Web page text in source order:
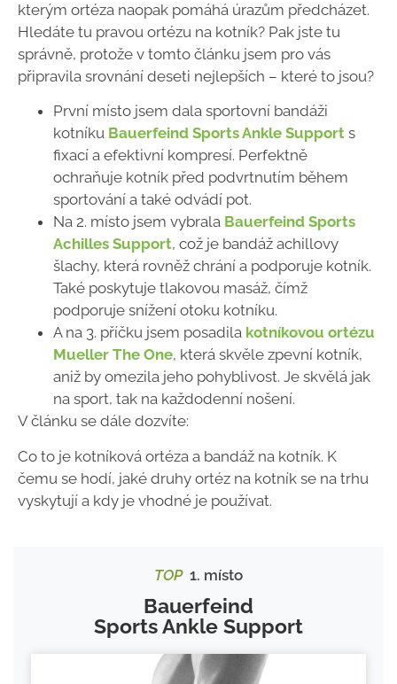
kterým ortéza naopak pomáhá úrazům předcházet.
Hledáte tu pravou ortézu na kotník? Pak jste tu
správně, protože v tomto článku jsem pro vás
připravila srovnání deseti nejlepších – které to jsou?
První místo jsem dala sportovní bandáži
kotníku Bauerfeind Sports Ankle Support s
fixací a efektivní kompresí. Perfektně
ochraňuje kotník před podvrtnutím během
sportování a také odvádí pot.
Na 2. místo jsem vybrala Bauerfeind Sports
Achilles Support, což je bandáž achillovy
šlachy, která rovněž chrání a podporuje kotník.
Také poskytuje tlakovou masáž, čímž
podporuje snížení otoku kotníku.
A na 3. příčku jsem posadila kotníkovou ortézu
Mueller The One, která skvěle zpevní kotník,
aniž by omezila jeho pohyblivost. Je skvělá jak
na sport, tak na každodenní nošení.
V článku se dále dozvíte:
Co to je kotníková ortéza a bandáž na kotník. K
čemu se hodí, jaké druhy ortéz na kotník se na trhu
vyskytují a kdy je vhodné je používat.
TOP1. místo
Bauerfeind
Sports Ankle Support